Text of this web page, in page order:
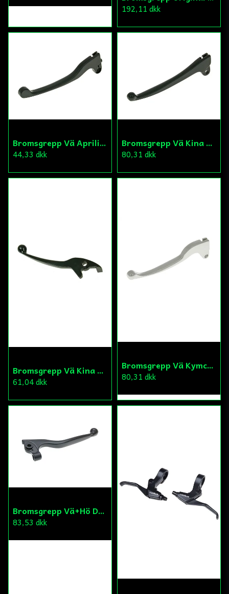
192,11 dkk
Bromsgrepp Vä Aprilia/Peugeot/Yamaha Scooters
44,33 dkk
Bromsgrepp Vä Kina Scooter 2T CPI/Generic/Keeway
80,31 dkk
Bromsgrepp Vä Kina Scooter Skivbroms
61,04 dkk
Bromsgrepp Vä Kymco/Sym
80,31 dkk
Bromsgrepp Vä+Hö Derbi/Peugeot
83,53 dkk